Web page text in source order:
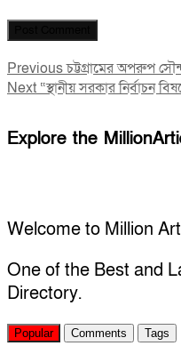
Post
navigation
PreviousPrevious
post:
চট্টগ্রামের অপরুপ
Next Next
“স্থানীয় সরকার নির্বাচন
Explore the
Welcome to Million
One of the Best and
Directory.
Popular Comments Tags